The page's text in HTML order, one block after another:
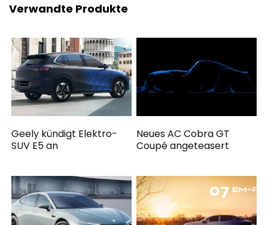
Verwandte Produkte
Geely kündigt Elektro-
SUV E5 an
Neues AC Cobra GT
Coupé angeteasert